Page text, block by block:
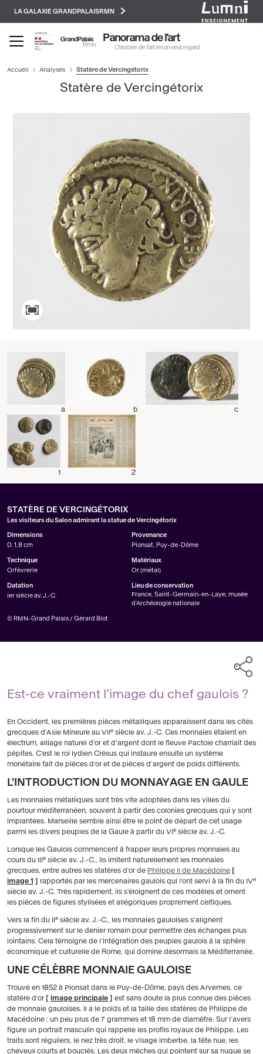
principal
LA GALAXIE GRANDPALAISRMN
Panorama de l'art
L’histoire de l’art en un seul regard
Accueil Analyses Statère de Vercingétorix
Statère de Vercingétorix
a b c
1 2
STATÈRE DE VERCINGÉTORIX
Les visiteurs du Salon admirant la statue de Vercingétorix
Dimensions
D. 1,8 cm
Provenance
Pionsat, Puy-de-Dôme
Technique
Orfèvrerie
Matériaux
Or (métal)
Datation
Ier siècle av. J.-C.
Lieu de conservation
France, Saint-Germain-en-Laye, musée
d'Archéologie nationale
© RMN-Grand Palais / Gérard Blot
Est-ce vraiment l’image du chef gaulois ?
En Occident, les premières pièces métalliques apparaissent dans les cités
grecques d'Asie Mineure au VII e siècle av. J.-C. Ces monnaies étaient en
électrum, alliage naturel d'or et d'argent dont le fleuve Pactole charriait des
pépites. C'est le roi lydien Crésus qui instaure ensuite un système
monétaire fait de pièces d'or et de pièces d'argent de poids différents.
L'INTRODUCTION DU MONNAYAGE EN GAULE
Les monnaies métalliques sont très vite adoptées dans les villes du
pourtour méditerranéen, souvent à partir des colonies grecques qui y sont
implantées. Marseille semble ainsi être le point de départ de cet usage
parmi les divers peuples de la Gaule à partir du VI e siècle av. J.-C.
Lorsque les Gaulois commencent à frapper leurs propres monnaies au
cours du III e siècle av. J.-C., ils imitent naturellement les monnaies
grecques, entre autres les statères d'or de Philippe II de Macédoine [
image 1 ] rapportés par les mercenaires gaulois qui l'ont servi à la fin du IVe
siècle av. J.-C. Très rapidement, ils s'éloignent de ces modèles et ornent
les pièces de figures stylisées et allégoriques proprement celtiques.
Vers la fin du II e siècle av. J.-C., les monnaies gauloises s'alignent
progressivement sur le denier romain pour permettre des échanges plus
lointains. Cela témoigne de l'intégration des peuples gaulois à la sphère
économique et culturelle de Rome, qui domine désormais la Méditerranée.
UNE CÉLÈBRE MONNAIE GAULOISE
Trouvé en 1852 à Pionsat dans le Puy-de-Dôme, pays des Arvernes, ce
statère d'or [ image principale ] est sans doute la plus connue des pièces
de monnaie gauloises. Il a le poids et la taille des statères de Philippe de
Macédoine : un peu plus de 7 grammes et 18 mm de diamètre. Sur l'avers
figure un portrait masculin qui rappelle les profils royaux de Philippe. Les
traits sont réguliers, le nez très droit, le visage imberbe, la tête nue, les
cheveux courts et bouclés. Les deux mèches qui pointent sur sa nuque se